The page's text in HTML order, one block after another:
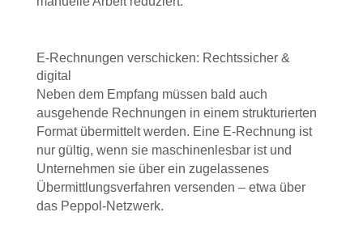
E-Rechnungen verschicken: Rechtssicher &
digital
Neben dem Empfang müssen bald auch
ausgehende Rechnungen in einem strukturierten
Format übermittelt werden. Eine E-Rechnung ist
nur gültig, wenn sie maschinenlesbar ist und
Unternehmen sie über ein zugelassenes
Übermittlungsverfahren versenden – etwa über
das Peppol-Netzwerk.